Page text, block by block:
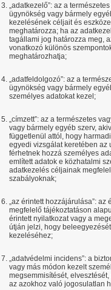
„adatkezelő”: az a
ügynökség vagy bármely
kezelésének céljait és
meghatározza; ha az
tagállami jog határozza meg,
vonatkozó különös
meghatározhatja;
„adatfeldolgozó”: az a
ügynökség vagy bármely
személyes adatokat kezel;
„címzett”: az a természetes
vagy bármely egyéb szerv,
függetlenül attól, hogy
egyedi vizsgálat keretében az
férhetnek hozzá személyes
említett adatok e közhatalmi
adatkezelés céljainak
szabályoknak;
„az érintett hozzájárulása”:
megfelelő tájékoztatáson
érintett nyilatkozat vagy a
útján jelzi, hogy
kezeléséhez;
„adatvédelmi incidens”: a
vagy más módon kezelt
megsemmisítését,
az azokhoz való jogosulatlan